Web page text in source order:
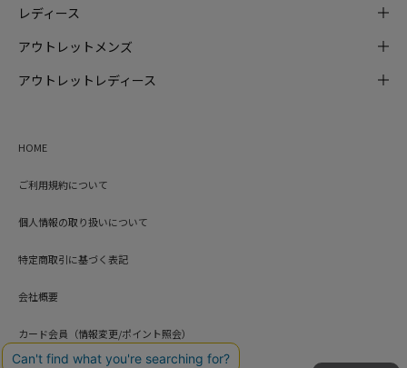
レディース
アウトレットメンズ
アウトレットレディース
HOME
ご利用規約について
個人情報の取り扱いについて
特定商取引に基づく表記
会社概要
カード会員（情報変更/ポイント照会）